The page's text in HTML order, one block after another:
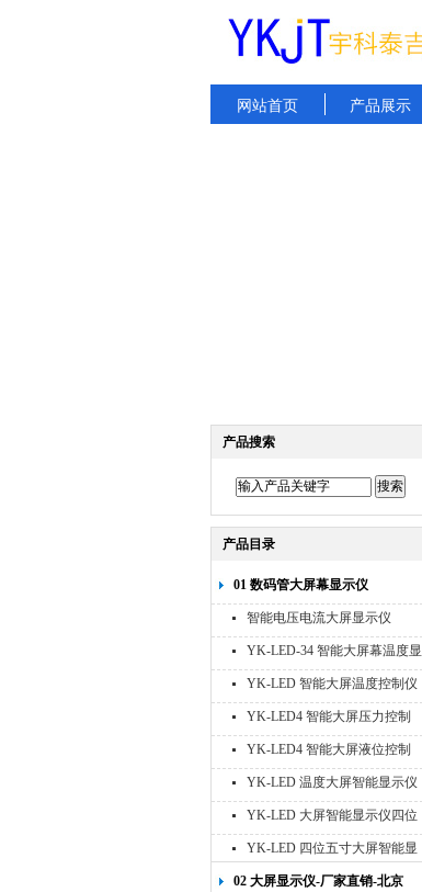
网站首页 产品展示
产品搜索
产品目录
01 数码管大屏幕显示仪
智能电压电流大屏显示仪
YK-LED-34 智能大屏幕温度显
示仪
YK-LED 智能大屏温度控制仪
YK-LED4 智能大屏压力控制
仪
YK-LED4 智能大屏液位控制
仪
YK-LED 温度大屏智能显示仪
四位十寸
YK-LED 大屏智能显示仪四位
八寸
YK-LED 四位五寸大屏智能显
示仪
02 大屏显示仪-厂家直销-北京